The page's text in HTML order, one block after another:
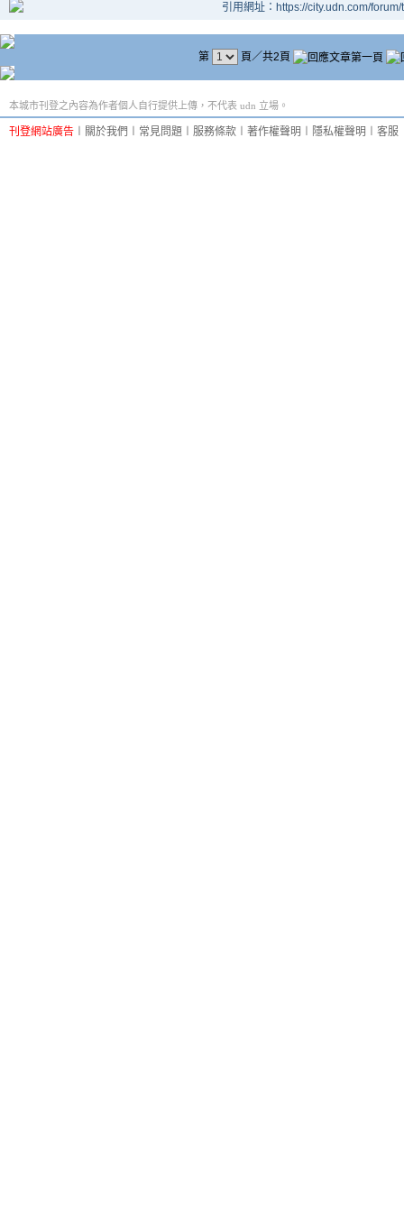
引用網址：https://city.udn.com/
第 頁／共2頁
本城市刊登之內容為作者個人自行提供上傳，不代表 udn 立場。
刊登網站廣告 關於我們 常見問題 服務條款 著作權聲明 隱私權聲明 客服